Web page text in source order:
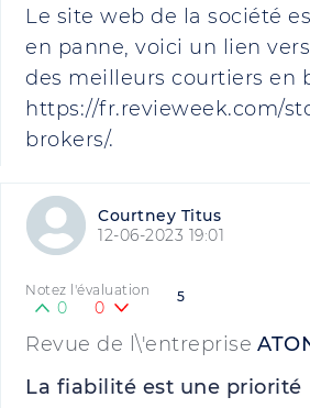
Le site web de la société
en panne, voici un lien
des meilleurs courtiers en
https://fr.revieweek.com/
brokers/.
Courtney Titus
12-06-2023 19:01
5
Notez l'évaluation
0 0
Revue de l\'entreprise
La fiabilité est une priorité